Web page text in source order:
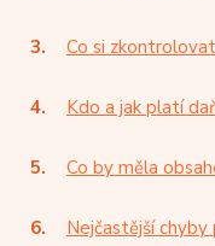
Co si
Kdo a jak platí
Co by měla
Nejčastější